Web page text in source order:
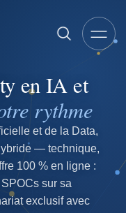
en IA et
rythme
et de la Data,
— technique,
100 % en ligne :
sur sa
exclusif avec